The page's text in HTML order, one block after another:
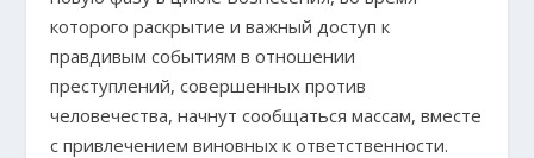
которого раскрытие и важный доступ к
правдивым событиям в отношении
преступлений, совершенных против
человечества, начнут сообщаться массам, вместе
с привлечением виновных к ответственности.